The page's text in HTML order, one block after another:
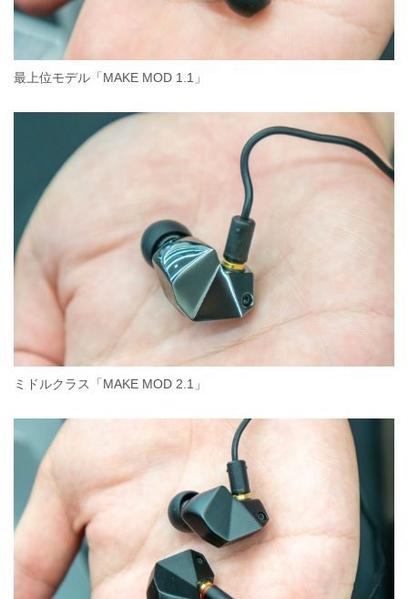
最上位モデル「MAKE MOD 1.1」
ミドルクラス「MAKE MOD 2.1」